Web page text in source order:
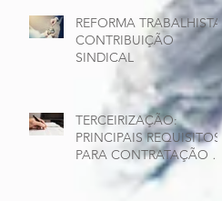
REFORMA TRABALHISTA:
CONTRIBUIÇÃO
SINDICAL
TERCEIRIZAÇÃO:
PRINCIPAIS REQUISITOS
PARA CONTRATAÇÃO DE
PRESTADORES DE